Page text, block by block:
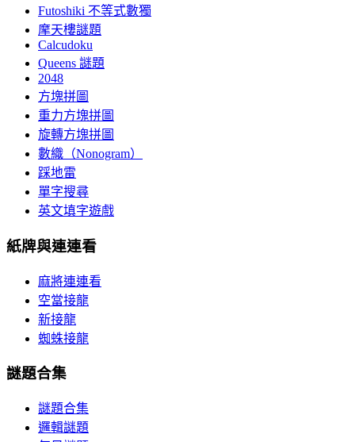
Futoshiki 不等式數獨
摩天樓謎題
Calcudoku
Queens 謎題
2048
方塊拼圖
重力方塊拼圖
旋轉方塊拼圖
數織（Nonogram）
踩地雷
單字搜尋
英文填字遊戲
紙牌與連連看
麻將連連看
空當接龍
新接龍
蜘蛛接龍
謎題合集
謎題合集
邏輯謎題